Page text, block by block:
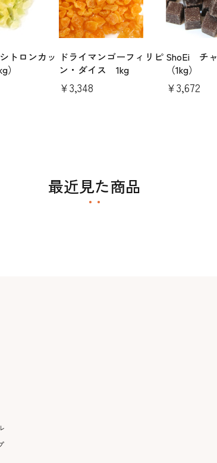
トロンカッ
）
ドライマンゴーフィリピ
ン・ダイス 1kg
￥3,348
ShoEi チ
（1kg）
￥3,672
最近見た商品